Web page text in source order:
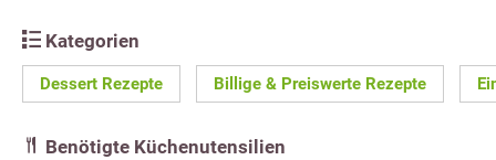
Kategorien
Dessert Rezepte Billige & Preiswerte Rezepte
Benötigte Küchenutensilien